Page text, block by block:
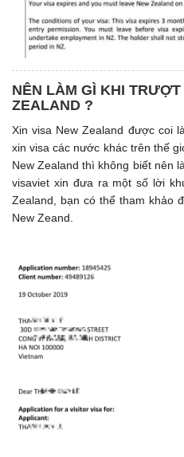
NÊN LÀM GÌ KHI
ZEALAND ?
Xin visa New Zealand được coi
xin visa các nước khác trên thế
New Zealand thì không biết nên
visaviet xin đưa ra một số lời
Zealand, bạn có thể tham khảo
New Zeand.